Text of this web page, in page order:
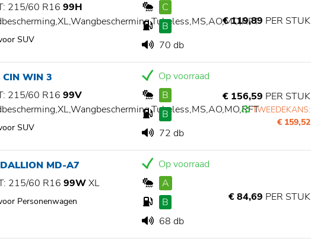
215/60 R1699H
SUV
C
B
70 db
€ 119,89 PER STUK
CIN WIN 3
215/60 R1699V
SUV
Op voorraad
B
B
72 db
€ 156,59 PER STUK
TWEEDEKANS:
€ 159,52
MD-A7
215/60 R1699WXL
Personenwagen
Op voorraad
A
B
68 db
€ 84,69 PER STUK